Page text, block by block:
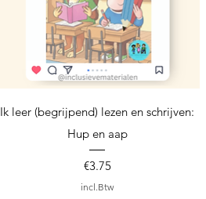
Snel overzicht
Ik leer (begrijpend) lezen en schrijven:
Hup en aap
Prijs
€3.75
incl.Btw